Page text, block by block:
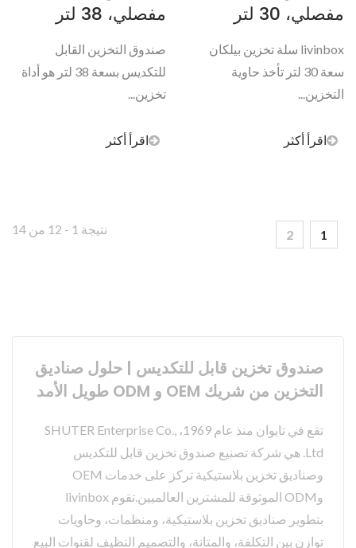
مفصلي، 30 لتر
livinbox سلة تخزين بيلكان
سعة 30 لتر تأخذ حاوية
التخزين...
اقرأ أكثر
مفصلي، 38 لتر
صندوق التخزين القابل
للتكديس بسعة 38 لتر هو أداة
تخزين...
اقرأ أكثر
نتيجة 1 - 12 من 14 1
2
صندوق تخزين قابل للتكديس | حلول صناديق
التخزين من شريك OEM و ODM طويل الأمد
تقع في تايوان منذ عام 1969، SHUTER Enterprise Co.,
Ltd. هي شركة تصنيع صندوق تخزين قابل للتكديس
وصناديق تخزين بلاستيكية تركز على خدمات OEM
وODM الموثوقة للمشترين العالميين.تقوم livinbox
بتطوير صناديق تخزين بلاستيكية، ومنظمات، وحاويات
توازن بين التكلفة، والمتانة، والتصميم النظيف لقنوات البيع